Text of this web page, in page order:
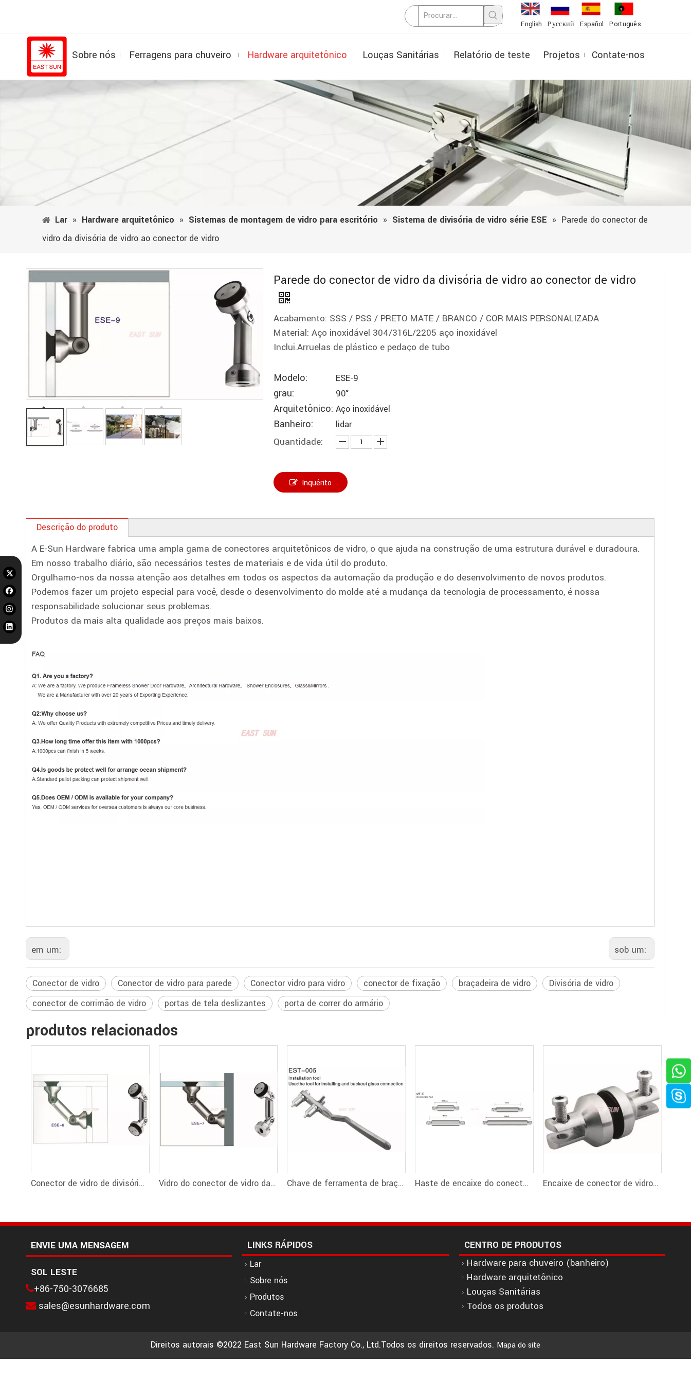
English Pусский Español Português
Sobre nós Ferragens para chuveiro Hardware arquitetônico Louças Sanitárias Relatório de teste Projetos Contate-nos
Lar » Hardware arquitetônico » Sistemas de montagem de vidro para escritório » Sistema de divisória de vidro série ESE » Parede do conector de
vidro da divisória de vidro ao conector de vidro
Parede do conector de vidro da divisória de vidro ao conector de vidro
Acabamento: SSS / PSS / PRETO MATE / BRANCO / COR MAIS PERSONALIZADA
Material: Aço inoxidável 304/316L/2205 aço inoxidável
Inclui.Arruelas de plástico e pedaço de tubo
Modelo: ESE-9
grau: 90°
Arquitetônico: Aço inoxidável
Banheiro: lidar
Quantidade:
Inquérito
Descrição do produto
A E-Sun Hardware fabrica uma ampla gama de conectores arquitetônicos de vidro, o que ajuda na construção de uma estrutura durável e duradoura.
Em nosso trabalho diário, são necessários testes de materiais e de vida útil do produto.
Orgulhamo-nos da nossa atenção aos detalhes em todos os aspectos da automação da produção e do desenvolvimento de novos produtos.
Podemos fazer um projeto especial para você, desde o desenvolvimento do molde até a mudança da tecnologia de processamento, é nossa
responsabilidade solucionar seus problemas.
Produtos da mais alta qualidade aos preços mais baixos.
em um: sob um:
Conector de vidro Conector de vidro para parede Conector vidro para vidro conector de fixação braçadeira de vidro
Divisória de vidro
conector de corrimão de vidro
portas de tela deslizantes porta de correr do armário
produtos relacionados
Conector de vidro de divisória de vidro Vidro para conector de vidro Vidro do conector de vidro da divisória de vidro ao conector de parede Chave de ferramenta de braçadeira de vidro de conector de vidro de partição de vidro Haste de encaixe do conector de vidro para divisória de vidro MF-E Encaixe de conector de vidro para divisória de vidro MF-D
ENVIE UMA MENSAGEM
SOL LESTE
+86-750-3076685
 sales@esunhardware.com
LINKS RÁPIDOS
Lar
Sobre nós
Produtos
Contate-nos
CENTRO DE PRODUTOS
Hardware para chuveiro (banheiro)
Hardware arquitetônico
Louças Sanitárias
Todos os produtos
Direitos autorais ©2022 East Sun Hardware Factory Co., Ltd.Todos os direitos reservados. Mapa do site